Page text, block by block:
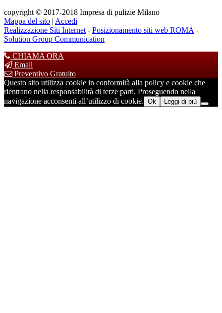
copyright © 2017-2018 Impresa di pulizie Milano
Mappa del sito | Accedi
Realizzazione Siti Internet - Posizionamento siti web ROMA -
Solution Group Communication
CHIAMA ORA
Email
Preventivo Gratuito
Questo sito utilizza cookie in conformità alla policy e cookie che
rientrano nella responsabilità di terze parti. Proseguendo nella
navigazione acconsenti all’utilizzo di cookie. Ok Leggi di più